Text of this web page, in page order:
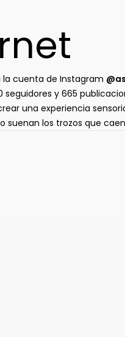
cuenta de Instagram
seguidores y 665
una experiencia
los trozos que